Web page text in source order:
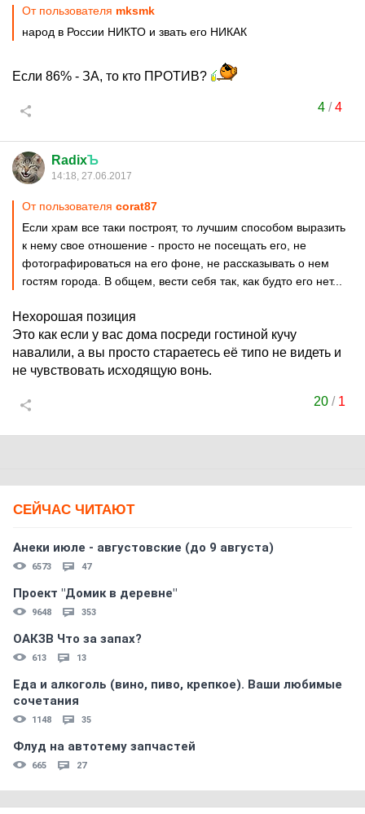
От пользователя mksmk
народ в России НИКТО и звать его НИКАК
Если 86% - ЗА, то кто ПРОТИВ?
4/4
RadixЪ
14:18, 27.06.2017
От пользователя corat87
Если храм все таки построят, то лучшим способом выразить
к нему свое отношение - просто не посещать его, не
фотографироваться на его фоне, не рассказывать о нем
гостям города. В общем, вести себя так, как будто его нет...
Нехорошая позиция
Это как если у вас дома посреди гостиной кучу
навалили, а вы просто стараетесь её типо не видеть и
не чувствовать исходящую вонь.
20 / 1
СЕЙЧАС ЧИТАЮТ
Анеки июле - августовские (до 9 августа)
6573 47
Проект "Домик в деревне"
9648 353
ОАКЗВ Что за запах?
613 13
Еда и алкоголь (вино, пиво, крепкое). Ваши любимые
сочетания
1148 35
Флуд на автотему запчастей
665 27